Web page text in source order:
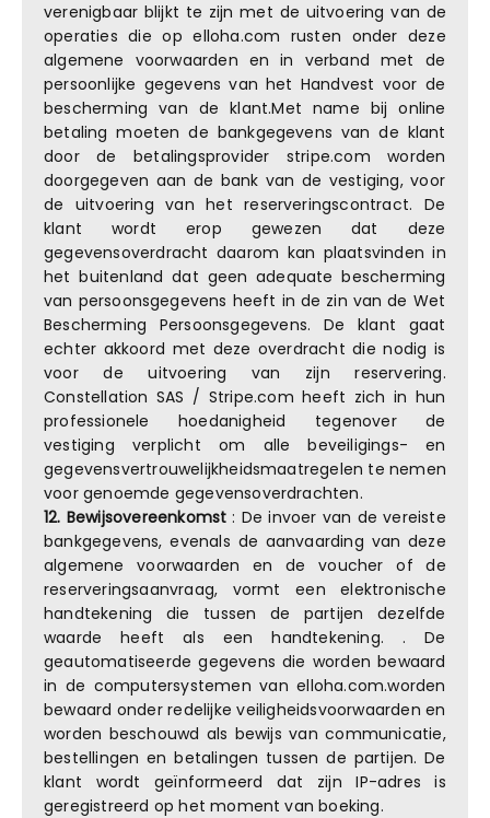
verenigbaar blijkt te zijn met de uitvoering van de
operaties die op elloha.com rusten onder deze
algemene voorwaarden en in verband met de
persoonlijke gegevens van het Handvest voor de
bescherming van de klant.Met name bij online
betaling moeten de bankgegevens van de klant
door de betalingsprovider stripe.com worden
doorgegeven aan de bank van de vestiging, voor
de uitvoering van het reserveringscontract. De
klant wordt erop gewezen dat deze
gegevensoverdracht daarom kan plaatsvinden in
het buitenland dat geen adequate bescherming
van persoonsgegevens heeft in de zin van de Wet
Bescherming Persoonsgegevens. De klant gaat
echter akkoord met deze overdracht die nodig is
voor de uitvoering van zijn reservering.
Constellation SAS / Stripe.com heeft zich in hun
professionele hoedanigheid tegenover de
vestiging verplicht om alle beveiligings- en
gegevensvertrouwelijkheidsmaatregelen te nemen
voor genoemde gegevensoverdrachten.
12. Bewijsovereenkomst : De invoer van de vereiste
bankgegevens, evenals de aanvaarding van deze
algemene voorwaarden en de voucher of de
reserveringsaanvraag, vormt een elektronische
handtekening die tussen de partijen dezelfde
waarde heeft als een handtekening. . De
geautomatiseerde gegevens die worden bewaard
in de computersystemen van elloha.com.worden
bewaard onder redelijke veiligheidsvoorwaarden en
worden beschouwd als bewijs van communicatie,
bestellingen en betalingen tussen de partijen. De
klant wordt geïnformeerd dat zijn IP-adres is
geregistreerd op het moment van boeking.